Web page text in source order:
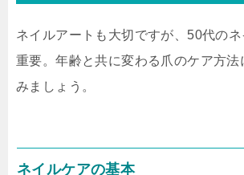
ネイルアートも大切ですが、50代の
重要。年齢と共に変わる爪のケア方法
みましょう。
ネイルケアの基本